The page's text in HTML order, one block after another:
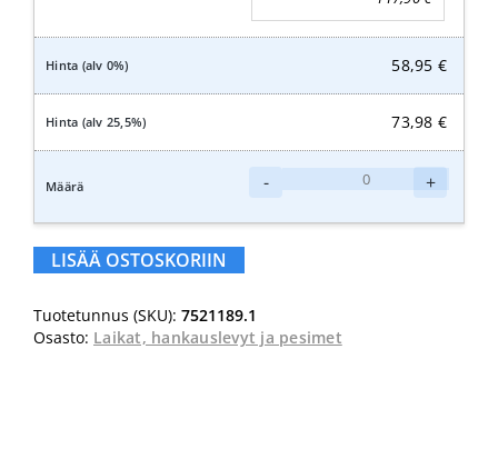
58,95 €
73,98 €
-
laikka
+
LISÄÄ OSTOSKORIIN
Tuotetunnus (SKU): 7521189.1
Osasto: Laikat, hankauslevyt ja pesimet